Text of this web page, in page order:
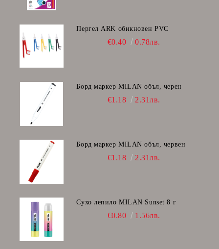
Пергел ARK обикновен PVC
€0.40 0.78лв.
Борд маркер MILAN объл, черен
€1.18 2.31лв.
Борд маркер MILAN объл, червен
€1.18 2.31лв.
Сухо лепило MILAN Sunset 8 г
€0.80 1.56лв.